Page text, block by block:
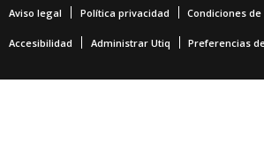
Aviso legal Política privacidad Condiciones de
Accesibilidad Administrar Utiq Preferencias